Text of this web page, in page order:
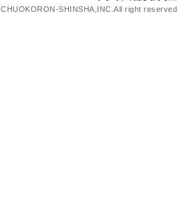
CHUOKORON-SHINSHA,INC.All right reserved